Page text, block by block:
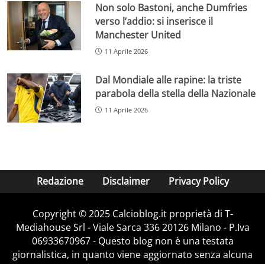
Non solo Bastoni, anche Dumfries
verso l’addio: si inserisce il
Manchester United
11 Aprile 2026
Dal Mondiale alle rapine: la triste
parabola della stella della Nazionale
11 Aprile 2026
Redazione Disclaimer Privacy Policy
Copyright © 2025 Calcioblog.it proprietà di T-
Mediahouse Srl - Viale Sarca 336 20126 Milano - P.Iva
06933670967 - Questo blog non è una testata
giornalistica, in quanto viene aggiornato senza alcuna